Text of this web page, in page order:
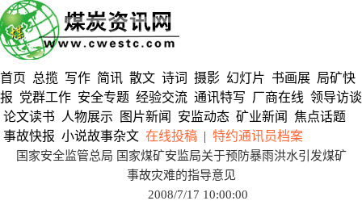
首页 总揽 写作 简讯 散文 诗词 摄影 幻灯片 书画展 局矿快
报 党群工作 安全专题 经验交流 通讯特写 厂商在线 领导访谈
论文读书
人物展示 图片新闻 安监动态 矿业新闻
焦点话题
事故快报 小说故事杂文 在线投稿 | 特约通讯员档案
国家安全监管总局 国家煤矿安监局关于预防暴雨洪水引发煤矿
事故灾难的指导意见
2008/7/17 10:00:00